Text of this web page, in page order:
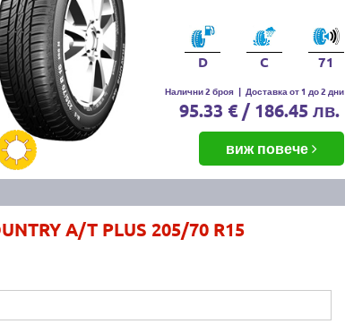
D C 71
Налични 2 броя | Доставка от 1 до 2 дни
95.33 € / 186.45 лв.
виж повече
A/T PLUS 205/70 R15